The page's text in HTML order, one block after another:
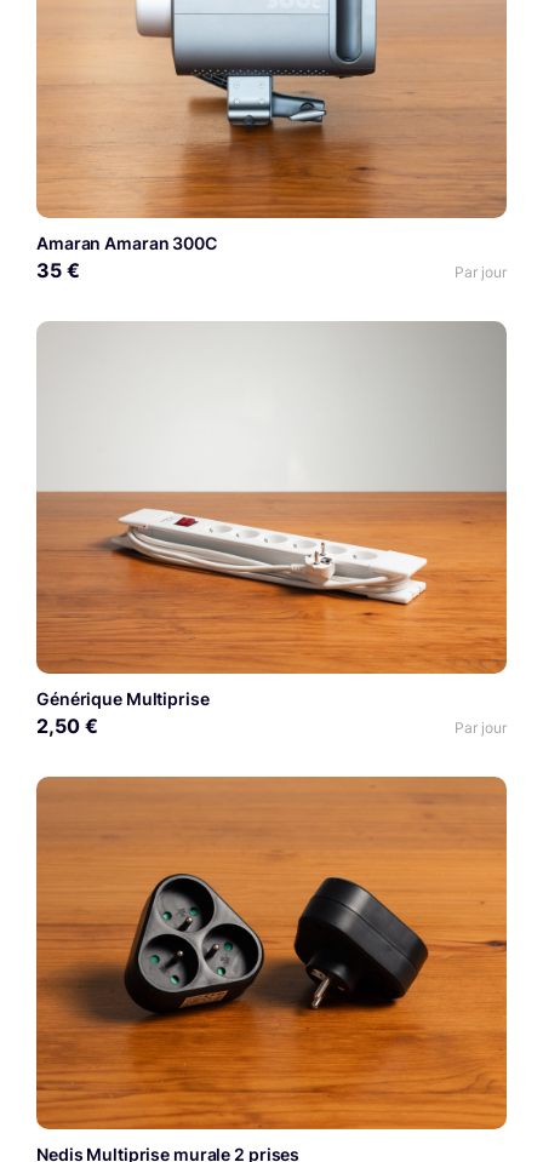
Amaran Amaran 300C
35 € Par jour
Générique Multiprise
2,50 € Par jour
Nedis Multiprise murale 2 prises